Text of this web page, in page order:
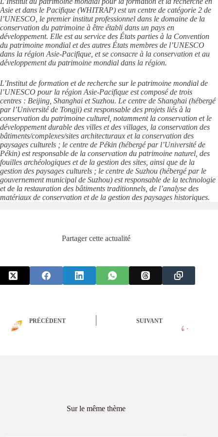
Asie et dans le Pacifique (WHITRAP) est un centre de catégorie 2 de
l’UNESCO, le premier institut professionnel dans le domaine de la
conservation du patrimoine à être établi dans un pays en
développement. Elle est au service des États parties à la Convention
du patrimoine mondial et des autres États membres de l’UNESCO
dans la région Asie-Pacifique, et se consacre à la conservation et au
développement du patrimoine mondial dans la région.
L’Institut de formation et de recherche sur le patrimoine mondial de
l’UNESCO pour la région Asie-Pacifique est composé de trois
centres : Beijing, Shanghai et Suzhou. Le centre de Shanghai (hébergé
par l’Université de Tongji) est responsable des projets liés à la
conservation du patrimoine culturel, notamment la conservation et le
développement durable des villes et des villages, la conservation des
bâtiments/complexes/sites architecturaux et la conservation des
paysages culturels ; le centre de Pékin (hébergé par l’Université de
Pékin) est responsable de la conservation du patrimoine naturel, des
fouilles archéologiques et de la gestion des sites, ainsi que de la
gestion des paysages culturels ; le centre de Suzhou (hébergé par le
gouvernement municipal de Suzhou) est responsable de la technologie
et de la restauration des bâtiments traditionnels, de l’analyse des
matériaux de conservation et de la gestion des paysages historiques.
Partager cette actualité
PRÉCÉDENT SUIVANT
Sur le même thème